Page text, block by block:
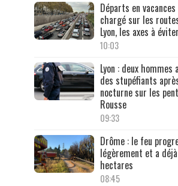
Départs en
chargé sur les
Lyon, les axes à éviter
10:03
Lyon : deux hommes
des stupéfiants
nocturne sur les
Rousse
09:33
Drôme : le feu
légèrement et a
hectares
08:45